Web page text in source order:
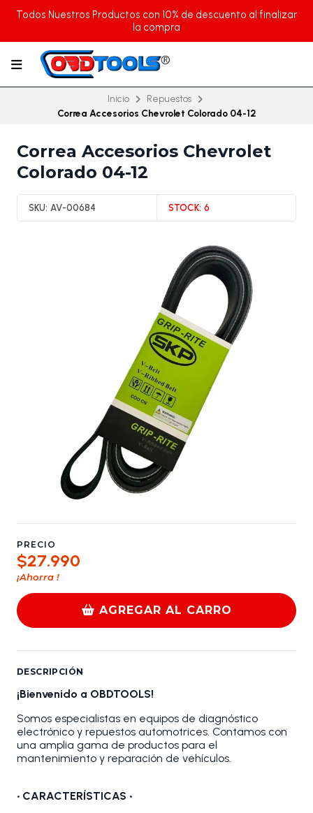
Todos Nuestros Productos con 10% de descuento al finalizar
la compra
Inicio
Repuestos
Correa Accesorios Chevrolet Colorado 04-12
Correa Accesorios Chevrolet
Colorado 04-12
SKU: AV-00684 STOCK: 6
PRECIO
$27.990
¡Ahorra !
AGREGAR AL CARRO
DESCRIPCIÓN
¡Bienvenido a OBDTOOLS!
Somos especialistas en equipos de diagnóstico
electrónico y repuestos automotrices. Contamos con
una amplia gama de productos para el
mantenimiento y reparación de vehículos.
• CARACTERÍSTICAS •